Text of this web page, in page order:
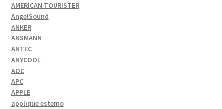
AMERICAN TOURISTER
AngelSound
ANKER
ANSMANN
ANTEC
ANYCOOL
AOC
APC
APPLE
applique esterno